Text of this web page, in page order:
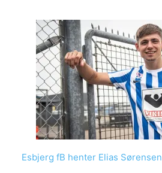
Esbjerg fB henter Elias Sørensen